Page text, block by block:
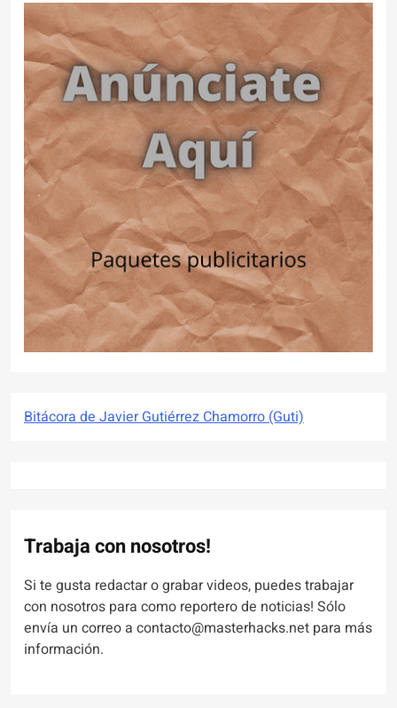
Bitácora de Javier Gutiérrez Chamorro (Guti)
Trabaja con nosotros!
Si te gusta redactar o grabar videos, puedes trabajar
con nosotros para como reportero de noticias! Sólo
envía un correo a contacto@masterhacks.net para más
información.